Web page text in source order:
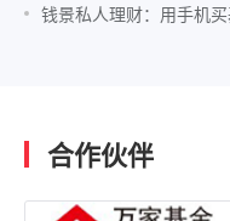
钱景私人理财：用手机
合作伙伴